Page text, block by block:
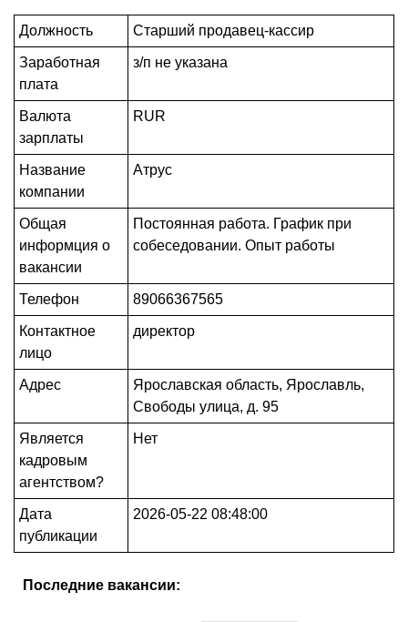
Должность Старший продавец-кассир
Заработная
плата
з/п не указана
Валюта
зарплаты
RUR
Название
компании
Атрус
Общая
информция о
вакансии
Постоянная работа. График при
собеседовании. Опыт работы
Телефон 89066367565
Контактное
лицо
директор
Адрес
Ярославская область, Ярославль,
Свободы улица, д. 95
Является
кадровым
агентством?
Нет
Дата
публикации
2026-05-22 08:48:00
Последние вакансии: